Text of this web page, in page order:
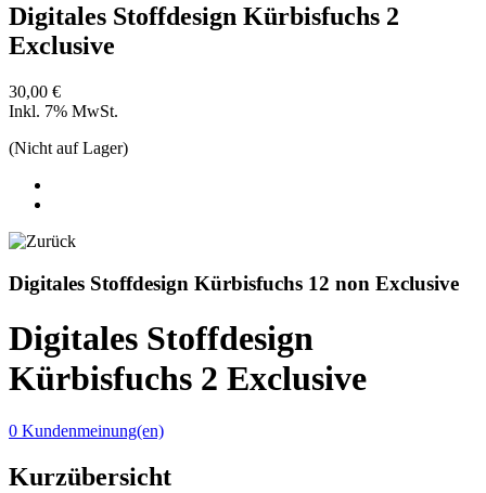
Digitales Stoffdesign Kürbisfuchs 2
Exclusive
30,00 €
Inkl. 7% MwSt.
(Nicht auf Lager)
Digitales Stoffdesign Kürbisfuchs 12 non Exclusive
Digitales Stoffdesign
Kürbisfuchs 2 Exclusive
0 Kundenmeinung(en)
Kurzübersicht